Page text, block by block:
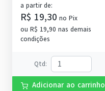
a partir de:
R$ 19,30 no Pix
ou R$ 19,90 nas demais
condições
Qtd:
Adicionar ao carrinho